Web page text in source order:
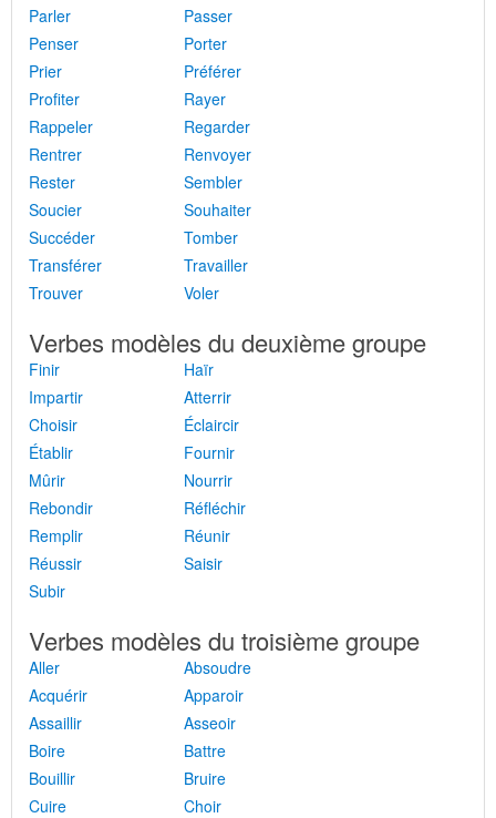
Parler
Passer
Penser
Porter
Prier
Préférer
Profiter
Rayer
Rappeler
Regarder
Rentrer
Renvoyer
Rester
Sembler
Soucier
Souhaiter
Succéder
Tomber
Transférer
Travailler
Trouver
Voler
Verbes modèles du deuxième groupe
Finir
Haïr
Impartir
Atterrir
Choisir
Éclaircir
Établir
Fournir
Mûrir
Nourrir
Rebondir
Réfléchir
Remplir
Réunir
Réussir
Saisir
Subir
Verbes modèles du troisième groupe
Aller
Absoudre
Acquérir
Apparoir
Assaillir
Asseoir
Boire
Battre
Bouillir
Bruire
Cuire
Choir